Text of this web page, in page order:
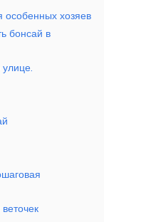
хозяев
бонсай в